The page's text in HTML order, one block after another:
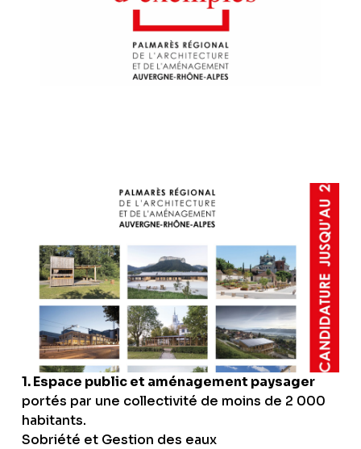
1. Espace public et aménagement paysager
portés par une collectivité de moins de 2 000
habitants.
Sobriété et Gestion des eaux